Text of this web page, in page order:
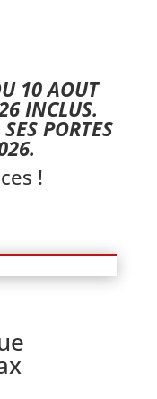
10 AOUT
INCLUS.
PORTES
!